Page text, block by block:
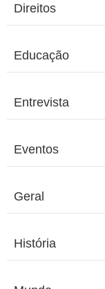
Direitos
Educação
Entrevista
Eventos
Geral
História